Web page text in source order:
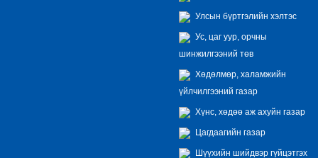
Улсын бүртгэлийн хэлтэс
Ус, цаг уур, орчны
шинжилгээний төв
Хөдөлмөр, халамжийн
үйлчилгээний газар
Хүнс, хөдөө аж ахуйн газар
Цагдаагийн газар
Шүүхийн шийдвэр гүйцэтгэх